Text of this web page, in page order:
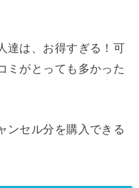
達は、お得すぎる！可
ミがとっても多かった
ンセル分を購入できる